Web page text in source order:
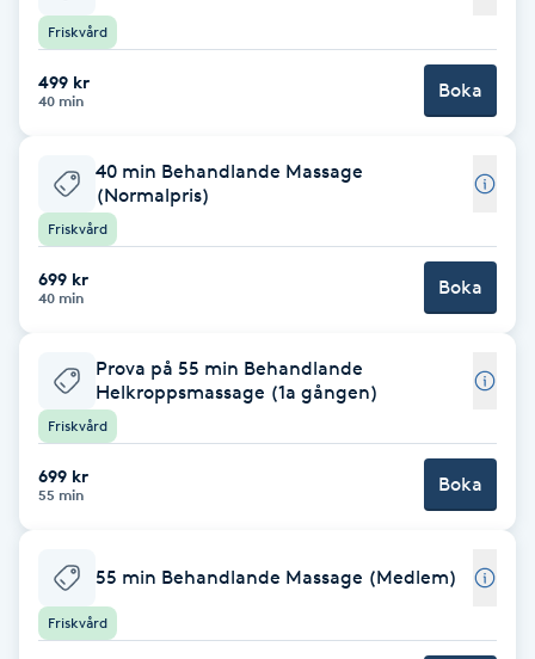
Brynplockning
Bröllopsuppsättning
C
Celluliter
Color correction
Cryoterapi
Damklippning
Dermapen
Diamantslipning
Friskvård
499 kr
40 min Boka
40 min Behandlande Massage
(Normalpris)
Friskvård
699 kr
40 min Boka
Prova på 55 min Behandlande
Helkroppsmassage (1a gången)
Friskvård
699 kr
55 min Boka
55 min Behandlande Massage (Medlem)
Friskvård